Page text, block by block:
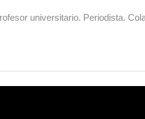
universitario. Periodista.